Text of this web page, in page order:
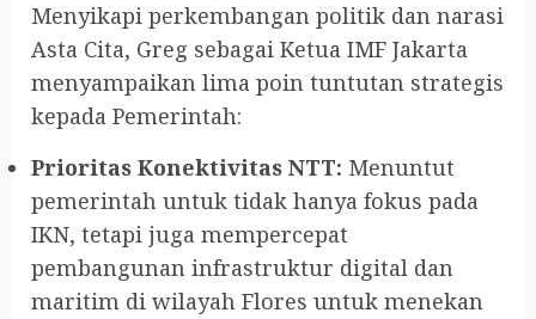
Menyikapi perkembangan politik dan narasi
Asta Cita, Greg sebagai Ketua IMF Jakarta
menyampaikan lima poin tuntutan strategis
kepada Pemerintah:
Prioritas Konektivitas NTT: Menuntut
pemerintah untuk tidak hanya fokus pada
IKN, tetapi juga mempercepat
pembangunan infrastruktur digital dan
maritim di wilayah Flores untuk menekan